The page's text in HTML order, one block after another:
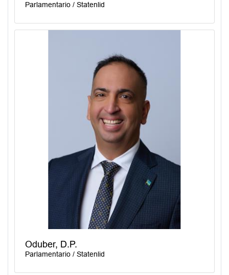
Parlamentario / Statenlid
Oduber, D.P.
Parlamentario / Statenlid